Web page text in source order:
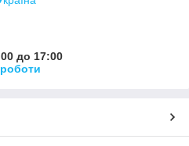
до 17:00